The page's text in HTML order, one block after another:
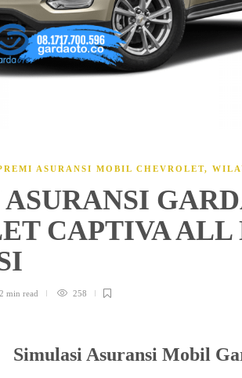
ASURANSI MOBIL CHEVROLET,
CAPTIVA ALL
2 min read 258
Simulasi Asuransi Mobil